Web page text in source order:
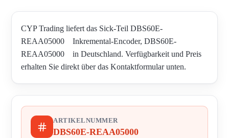
CYP Trading liefert das Sick-Teil DBS60E-
REAA05000 Inkremental-Encoder, DBS60E-
REAA05000 in Deutschland. Verfügbarkeit und Preis
erhalten Sie direkt über das Kontaktformular unten.
ARTIKELNUMMER
DBS60E-REAA05000